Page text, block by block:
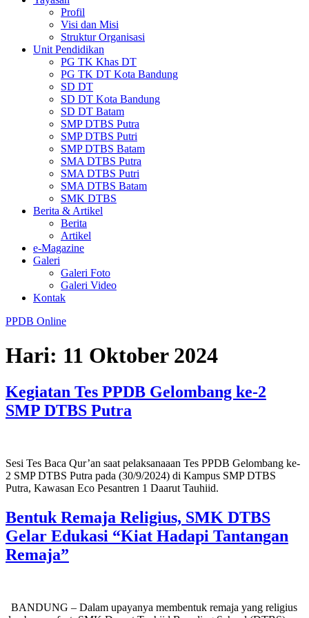
Profil
Visi dan Misi
Struktur Organisasi
Unit Pendidikan
PG TK Khas DT
PG TK DT Kota Bandung
SD DT
SD DT Kota Bandung
SD DT Batam
SMP DTBS Putra
SMP DTBS Putri
SMP DTBS Batam
SMA DTBS Putra
SMA DTBS Putri
SMA DTBS Batam
SMK DTBS
Berita & Artikel
Berita
Artikel
e-Magazine
Galeri
Galeri Foto
Galeri Video
Kontak
PPDB Online
Hari: 11 Oktober 2024
Kegiatan Tes PPDB Gelombang ke-2
SMP DTBS Putra
Sesi Tes Baca Qur’an saat pelaksanaaan Tes PPDB Gelombang ke-
2 SMP DTBS Putra pada (30/9/2024) di Kampus SMP DTBS
Putra, Kawasan Eco Pesantren 1 Daarut Tauhiid.
Bentuk Remaja Religius, SMK DTBS
Gelar Edukasi “Kiat Hadapi Tantangan
Remaja”
BANDUNG – Dalam upayanya membentuk remaja yang religius